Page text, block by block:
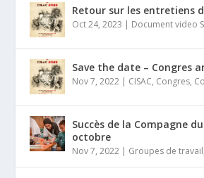
Retour sur les entretiens
Oct 24, 2023 | Document video
Save the date – Congres
Nov 7, 2022 | CISAC, Congres,
Succès de la Compagne
octobre
Nov 7, 2022 | Groupes de travail